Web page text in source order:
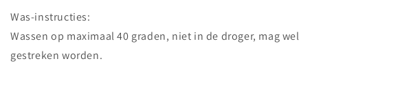
Was-instructies:
Wassen op maximaal 40 graden, niet in de droger, mag wel
gestreken worden.